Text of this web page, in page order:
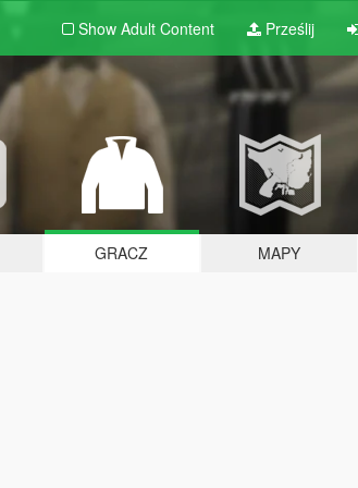
Show Adult Content Prześlij
GRACZ MAPY